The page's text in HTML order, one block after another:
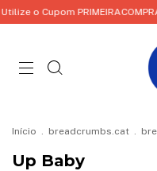
e Ganhe 10%
Início . breadcrumbs.cat .
Up Baby